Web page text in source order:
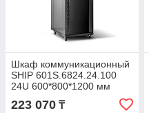
Шкаф коммуникационный
SHIP 601S.6824.24.100
24U 600*800*1200 мм
223 070 ₸